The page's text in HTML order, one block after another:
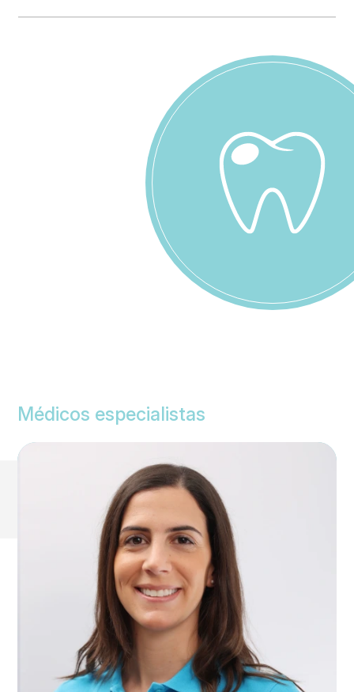
Médicos especialistas